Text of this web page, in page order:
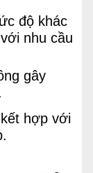
độ khác
nhu cầu
gây
hợp với